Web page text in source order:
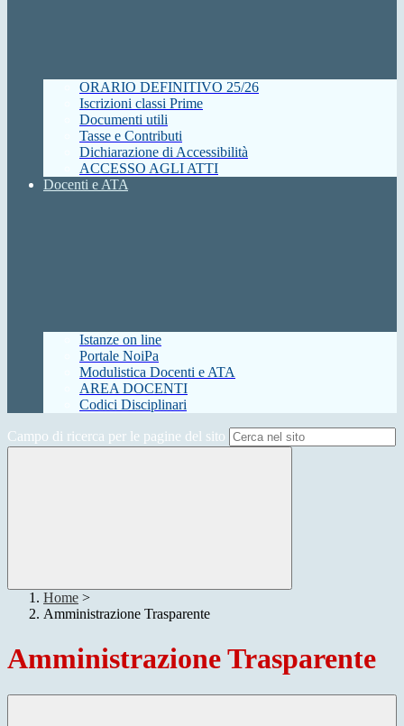
ORARIO DEFINITIVO 25/26
Iscrizioni classi Prime
Documenti utili
Tasse e Contributi
Dichiarazione di Accessibilità
ACCESSO AGLI ATTI
Docenti e ATA
Istanze on line
Portale NoiPa
Modulistica Docenti e ATA
AREA DOCENTI
Codici Disciplinari
Campo di ricerca per le pagine del sito
Home >
Amministrazione Trasparente
Amministrazione Trasparente